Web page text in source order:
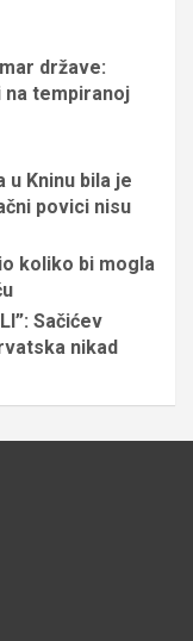
države:
na tempiranoj
u Kninu bila je
povici nisu
koliko bi mogla
Sačićev
nikad